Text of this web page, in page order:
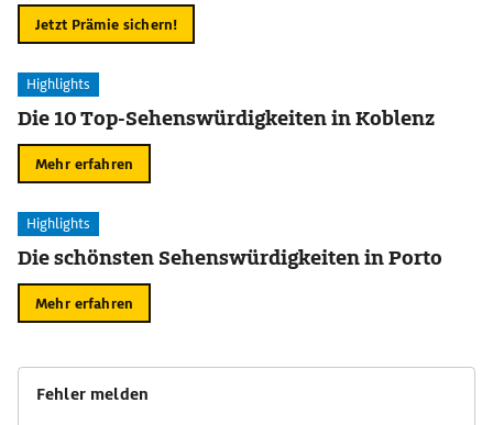
Jetzt Prämie sichern!
Highlights
Die 10 Top-Sehenswürdigkeiten in Koblenz
Mehr erfahren
Highlights
Die schönsten Sehenswürdigkeiten in Porto
Mehr erfahren
Fehler melden